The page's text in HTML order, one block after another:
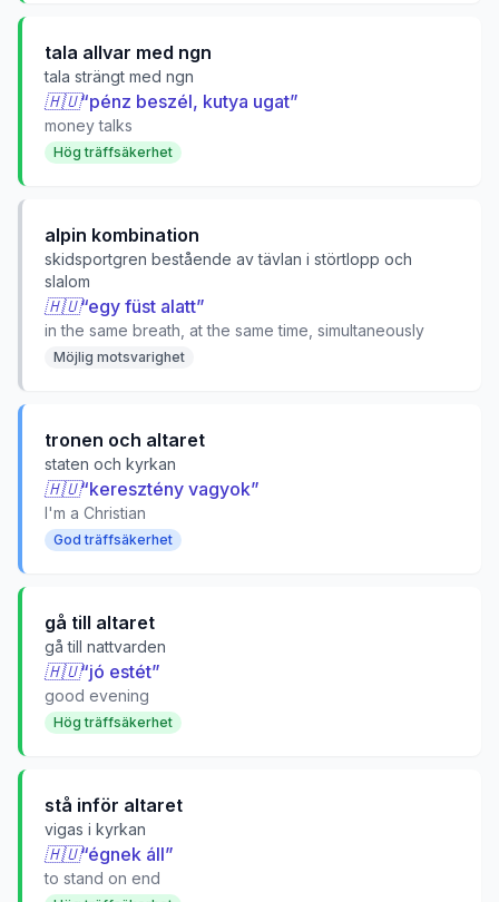
tala allvar med ngn
tala strängt med ngn
🇭🇺“pénz beszél, kutya ugat”
money talks
Hög träffsäkerhet
alpin kombination
skidsportgren bestående av tävlan i störtlopp och
slalom
🇭🇺“egy füst alatt”
in the same breath, at the same time, simultaneously
Möjlig motsvarighet
tronen och altaret
staten och kyrkan
🇭🇺“keresztény vagyok”
I'm a Christian
God träffsäkerhet
gå till altaret
gå till nattvarden
🇭🇺“jó estét”
good evening
Hög träffsäkerhet
stå inför altaret
vigas i kyrkan
🇭🇺“égnek áll”
to stand on end